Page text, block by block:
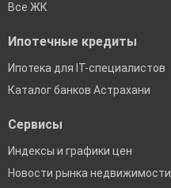
Все ЖК
Ипотечные кредиты
Ипотека для IT-специалистов
Каталог банков Астрахани
Сервисы
Индексы и графики цен
Новости рынка недвижимости